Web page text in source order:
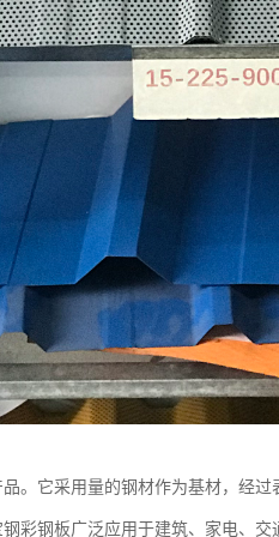
。它采用量的钢材作为基材，经
彩钢板广泛应用于建筑、家电、